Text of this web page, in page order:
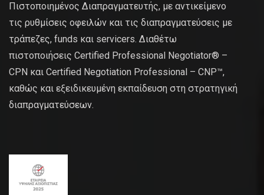
Πιστοποιημένος Διαπραγματευτής, με αντικείμενο
τις ρυθμίσεις οφειλών και τις διαπραγματεύσεις με
τράπεζες, funds και servicers. Διαθέτω
πιστοποιήσεις Certified Professional Negotiator® –
CPN και Certified Negotiation Professional – CNP™,
καθώς και εξειδικευμένη εκπαίδευση στη στρατηγική
διαπραγματεύσεων.